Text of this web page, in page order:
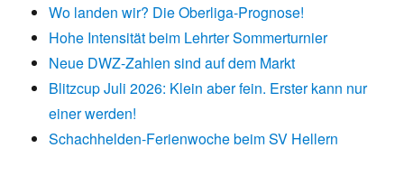
Wo landen wir? Die Oberliga-Prognose!
Hohe Intensität beim Lehrter Sommerturnier
Neue DWZ-Zahlen sind auf dem Markt
Blitzcup Juli 2026: Klein aber fein. Erster kann nur
einer werden!
Schachhelden-Ferienwoche beim SV Hellern